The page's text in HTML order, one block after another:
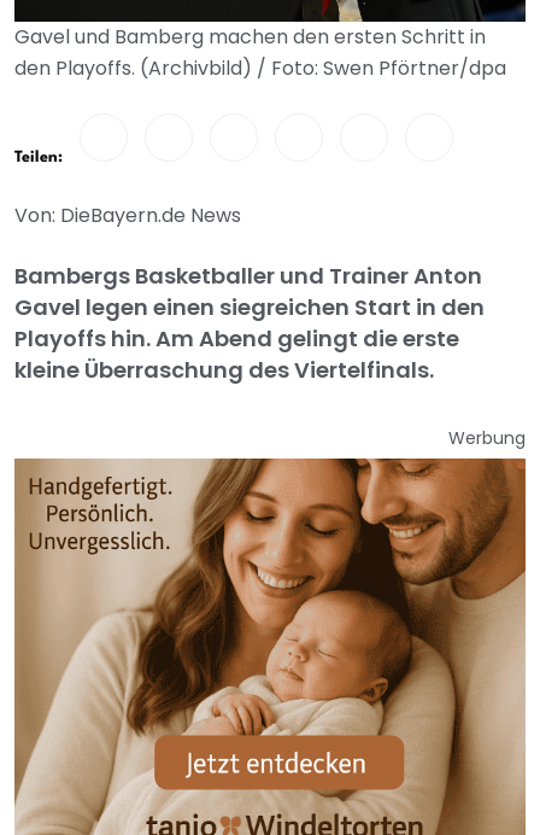
Gavel und Bamberg machen den ersten Schritt in
den Playoffs. (Archivbild) / Foto: Swen Pförtner/dpa
Teilen:
Von: DieBayern.de News
Bambergs Basketballer und Trainer Anton
Gavel legen einen siegreichen Start in den
Playoffs hin. Am Abend gelingt die erste
kleine Überraschung des Viertelfinals.
Werbung